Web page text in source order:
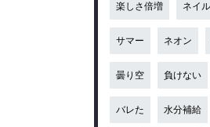
楽しさ倍増 ネイル
サマー ネオン
曇り空 負けない
バレた 水分補給